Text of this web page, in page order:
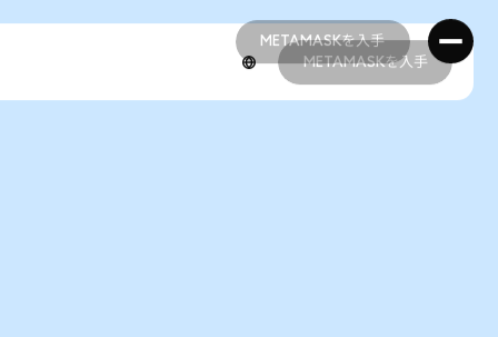
METAMASKを入手
METAMASKを入手
METAMASKを入手